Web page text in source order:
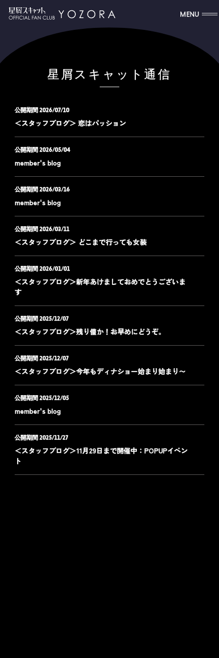
MENU
星屑スキャット通信
2026/07/10
＜スタッフブログ＞ 恋はパッション
2026/05/04
member's blog
2026/03/16
member's blog
2026/03/11
＜スタッフブログ＞ どこまで行っても女装
2026/01/01
＜スタッフブログ＞新年あけましておめでとうございま
す
2025/12/07
＜スタッフブログ＞残り僅か！お早めにどうぞ。
2025/12/07
＜スタッフブログ＞今年もディナショー始まり始まり〜
2025/12/05
member's blog
2025/11/27
＜スタッフブログ＞11月29日まで開催中：POPUPイベン
ト